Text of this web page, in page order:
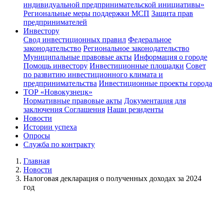
индивидуальной предпринимательской инициативы»
Региональные меры поддержки МСП Защита прав
предпринимателей
Инвестору
Свод инвестиционных правил Федеральное
законодательство Региональное законодательство
Муниципальные правовые акты Информация о городе
Помощь инвестору Инвестиционные площадки Совет
по развитию инвестиционного климата и
предпринимательства Инвестиционные проекты города
ТОР «Новокузнецк»
Нормативные правовые акты Документация для
заключения Соглашения Наши резиденты
Новости
Истории успеха
Опросы
Служба по контракту
Главная
Новости
Налоговая декларация о полученных доходах за 2024
год